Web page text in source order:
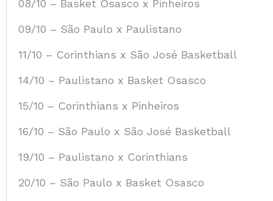
08/10 – Basket Osasco x Pinheiros
09/10 – São Paulo x Paulistano
11/10 – Corinthians x São José Basketball
14/10 – Paulistano x Basket Osasco
15/10 – Corinthians x Pinheiros
16/10 – São Paulo x São José Basketball
19/10 – Paulistano x Corinthians
20/10 – São Paulo x Basket Osasco